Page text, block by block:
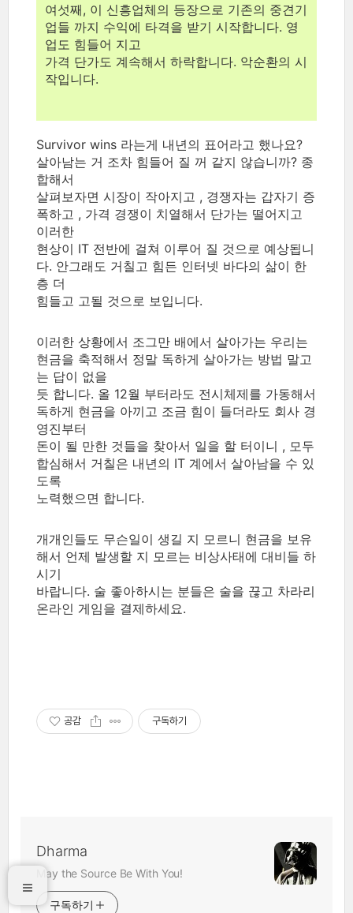
여섯째, 이 신흥업체의 등장으로 기존의 중견기
업들 까지 수익에 타격을 받기 시작합니다. 영
업도 힘들어 지고
가격 단가도 계속해서 하락합니다. 악순환의 시
작입니다.
Survivor wins 라는게 내년의 표어라고 했나요?
살아남는 거 조차 힘들어 질 꺼 같지 않습니까? 종
합해서
살펴보자면 시장이 작아지고 , 경쟁자는 갑자기 증
폭하고 , 가격 경쟁이 치열해서 단가는 떨어지고
이러한
현상이 IT 전반에 걸쳐 이루어 질 것으로 예상됩니
다. 안그래도 거칠고 힘든 인터넷 바다의 삶이 한
층 더
힘들고 고될 것으로 보입니다.
이러한 상황에서 조그만 배에서 살아가는 우리는
현금을 축적해서 정말 독하게 살아가는 방법 말고
는 답이 없을
듯 합니다. 올 12월 부터라도 전시체제를 가동해서
독하게 현금을 아끼고 조금 힘이 들더라도 회사 경
영진부터
돈이 될 만한 것들을 찾아서 일을 할 터이니 , 모두
합심해서 거칠은 내년의 IT 계에서 살아남을 수 있
도록
노력했으면 합니다.
개개인들도 무슨일이 생길 지 모르니 현금을 보유
해서 언제 발생할 지 모르는 비상사태에 대비들 하
시기
바랍니다. 술 좋아하시는 분들은 술을 끊고 차라리
온라인 게임을 결제하세요.
공감 구독하기
Dharma
May the Source Be With You!
구독하기